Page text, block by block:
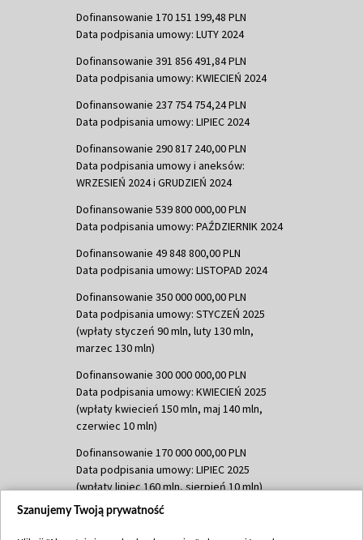
Dofinansowanie 170 151 199,48 PLN
Data podpisania umowy: LUTY 2024
Dofinansowanie 391 856 491,84 PLN
Data podpisania umowy: KWIECIEŃ 2024
Dofinansowanie 237 754 754,24 PLN
Data podpisania umowy: LIPIEC 2024
Dofinansowanie 290 817 240,00 PLN
Data podpisania umowy i aneksów:
WRZESIEŃ 2024 i GRUDZIEŃ 2024
Dofinansowanie 539 800 000,00 PLN
Data podpisania umowy: PAŹDZIERNIK 2024
Dofinansowanie 49 848 800,00 PLN
Data podpisania umowy: LISTOPAD 2024
Dofinansowanie 350 000 000,00 PLN
Data podpisania umowy: STYCZEŃ 2025
(wpłaty styczeń 90 mln, luty 130 mln,
marzec 130 mln)
Dofinansowanie 300 000 000,00 PLN
Data podpisania umowy: KWIECIEŃ 2025
(wpłaty kwiecień 150 mln, maj 140 mln,
czerwiec 10 mln)
Dofinansowanie 170 000 000,00 PLN
Data podpisania umowy: LIPIEC 2025
(wpłaty lipiec 160 mln, sierpień 10 mln)
Dofinansowanie 60 000 000,00 PLN
Szanujemy Twoją prywatność